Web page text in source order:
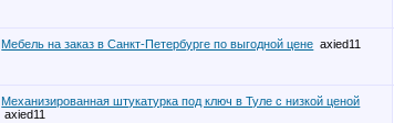
Мебель на заказ в Санкт-Петербурге по выгодной цене axied11
Механизированная штукатурка под ключ в Туле с низкой ценой
axied11